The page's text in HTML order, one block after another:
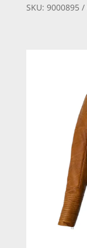
IMPERIA
SKU: 9000895